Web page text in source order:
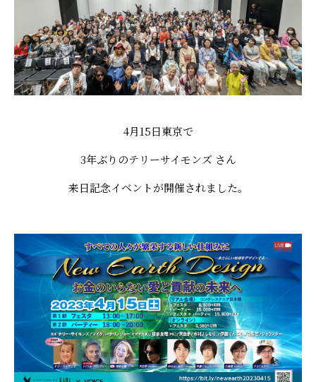
4月15日東京で
3年ぶりのテリーサイモンズ さん
来日記念イベントが開催されました。